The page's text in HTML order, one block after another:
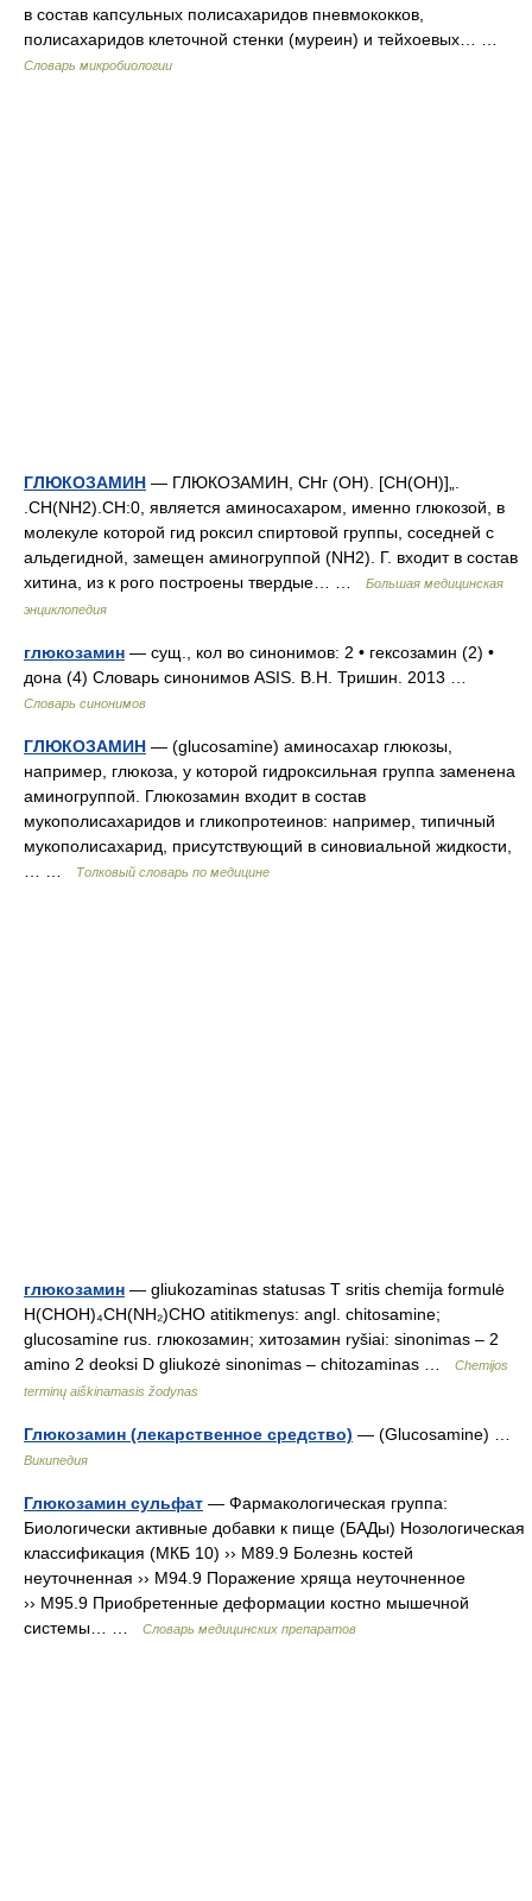
в состав капсульных полисахаридов пневмококков,
полисахаридов клеточной стенки (муреин) и тейхоевых… …
Словарь микробиологии
ГЛЮКОЗАМИН — ГЛЮКОЗАМИН, СНг (ОН). [СН(ОН)]„.
.CH(NH2).CH:0, является аминосахаром, именно глюкозой, в
молекуле которой гид роксил спиртовой группы, соседней с
альдегидной, замещен аминогруппой (NH2). Г. входит в состав
хитина, из к рого построены твердые… …
Большая медицинская
энциклопедия
глюкозамин — сущ., кол во синонимов: 2 • гексозамин (2) •
дона (4) Словарь синонимов ASIS. В.Н. Тришин. 2013 …
Словарь синонимов
ГЛЮКОЗАМИН — (glucosamine) аминосахар глюкозы,
например, глюкоза, у которой гидроксильная группа заменена
аминогруппой. Глюкозамин входит в состав
мукополисахаридов и гликопротеинов: например, типичный
мукополисахарид, присутствующий в синовиальной жидкости,
Толковый словарь по медицине
глюкозамин — gliukozaminas statusas T sritis chemija formulė
H(CHOH)₄CH(NH₂)CHO atitikmenys: angl. chitosamine;
glucosamine rus. глюкозамин; хитозамин ryšiai: sinonimas – 2
amino 2 deoksi D gliukozė sinonimas – chitozaminas …
Chemijos
terminų aiškinamasis žodynas
Глюкозамин (лекарственное средство) — (Glucosamine) …
Википедия
Глюкозамин сульфат — Фармакологическая группа:
Биологически активные добавки к пище (БАДы) Нозологическая
классификация (МКБ 10) ›› M89.9 Болезнь костей
неуточненная ›› M94.9 Поражение хряща неуточненное
›› M95.9 Приобретенные деформации костно мышечной
системы… …
Словарь медицинских препаратов